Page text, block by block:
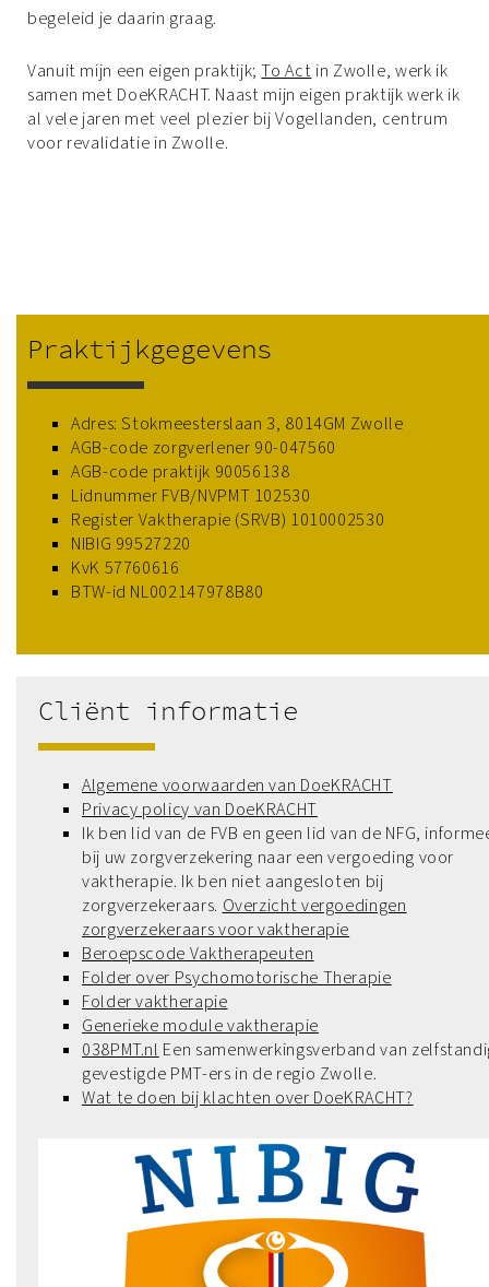
begeleid je daarin graag.
Vanuit mijn een eigen praktijk;To Act in Zwolle, werk ik
samen met DoeKRACHT. Naast mijn eigen praktijk werk ik
al vele jaren met veel plezier bij Vogellanden, centrum
voor revalidatie in Zwolle.
Praktijkgegevens
Adres: Stokmeesterslaan 3, 8014GM Zwolle
AGB-code zorgverlener 90-047560
AGB-code praktijk 90056138
Lidnummer FVB/NVPMT 102530
Register Vaktherapie (SRVB) 1010002530
NIBIG 99527220
KvK 57760616
BTW-id NL002147978B80
Cliënt informatie
Algemene voorwaarden van DoeKRACHT
Privacy policy van DoeKRACHT
Ik ben lid van de FVB en geen lid van de NFG,
bij uw zorgverzekering naar een vergoeding voor
vaktherapie. Ik ben niet aangesloten bij
zorgverzekeraars. Overzicht vergoedingen
zorgverzekeraars voor vaktherapie
Beroepscode Vaktherapeuten
Folder over Psychomotorische Therapie
Folder vaktherapie
Generieke module vaktherapie
038PMT.nl Een samenwerkingsverband van
gevestigde PMT-ers in de regio Zwolle.
Wat te doen bij klachten over DoeKRACHT?